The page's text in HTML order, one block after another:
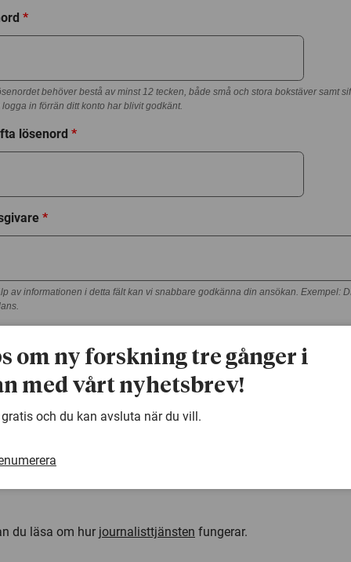
*
behöver bestå av minst 12 tecken, både små och stora bokstäver samt
logga in förrän ditt konto har blivit godkänt.
lösenord *
*
av informationen i detta fält kan vi snabbare godkänna din ansökan. Exempel:
godkänner användarvillkoren (öppnas i ny flik)
du läsa om hur journalisttjänsten fungerar.
om ny forskning tre gånger i
med vårt nyhetsbrev!
gratis och du kan avsluta när du vill.